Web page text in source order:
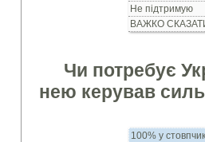
Не підтримую
ВАЖКО
Чи потребує
нею керував
100% у